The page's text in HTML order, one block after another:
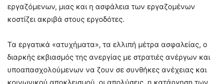
εργαζόμενων, μιας και η ασφάλεια των εργαζομένων
κοστίζει ακριβά στους εργοδότες.
Τα εργατικά «ατυχήματα», τα ελλιπή μέτρα ασφαλείας, ο
διαρκής εκβιασμός της ανεργίας με στρατιές ανέργων και
υποαπασχολούμενων να ζουν σε συνθήκες ανέχειας και